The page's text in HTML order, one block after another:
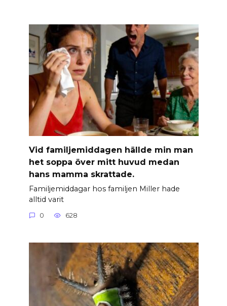
Vid familjemiddagen hällde min man
het soppa över mitt huvud medan
hans mamma skrattade.
Familjemiddagar hos familjen Miller hade
alltid varit
0 628